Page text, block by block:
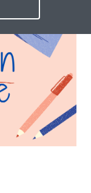
Toggle